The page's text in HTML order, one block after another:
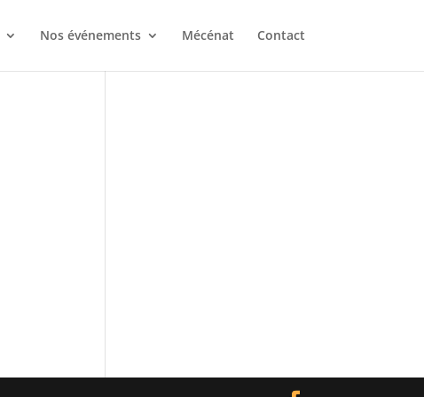
Nos événements Mécénat Contact